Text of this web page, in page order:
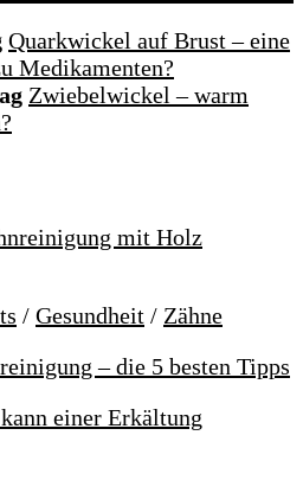
Quarkwickel auf Brust – eine
Medikamenten?
Zwiebelwickel – warm
/ Gesundheit / Zähne
– die 5 besten Tipps